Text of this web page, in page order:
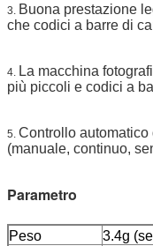
3. Buona prestazione
che codici a barre di
4. La macchina
più piccoli e codici a
5. Controllo
(manuale, continuo,
Parametro
Peso
3.4g